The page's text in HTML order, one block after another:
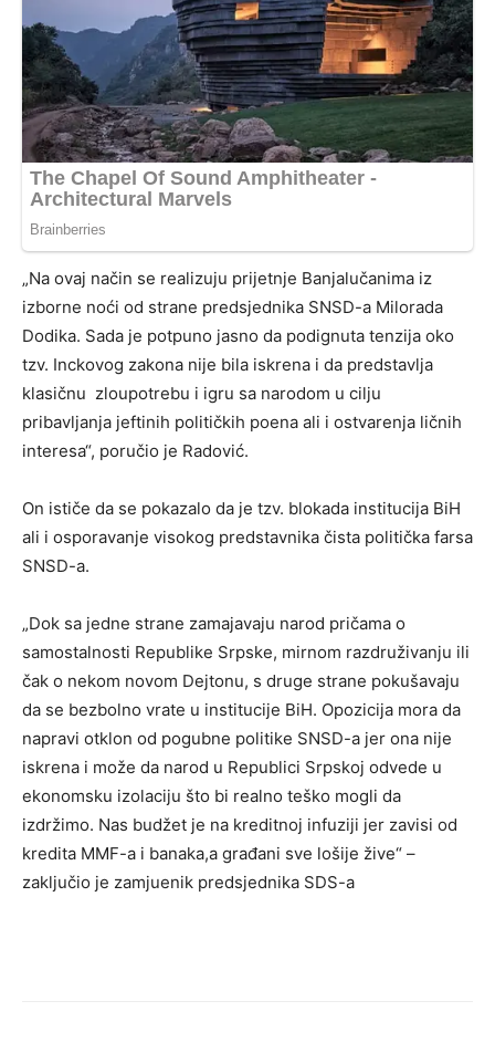
„Na ovaj način se realizuju prijetnje Banjalučanima iz
izborne noći od strane predsjednika SNSD-a Milorada
Dodika. Sada je potpuno jasno da podignuta tenzija oko
tzv. Inckovog zakona nije bila iskrena i da predstavlja
klasičnu zloupotrebu i igru sa narodom u cilju
pribavljanja jeftinih političkih poena ali i ostvarenja ličnih
interesa“, poručio je Radović.
On ističe da se pokazalo da je tzv. blokada institucija BiH
ali i osporavanje visokog predstavnika čista politička farsa
SNSD-a.
„Dok sa jedne strane zamajavaju narod pričama o
samostalnosti Republike Srpske, mirnom razdruživanju ili
čak o nekom novom Dejtonu, s druge strane pokušavaju
da se bezbolno vrate u institucije BiH. Opozicija mora da
napravi otklon od pogubne politike SNSD-a jer ona nije
iskrena i može da narod u Republici Srpskoj odvede u
ekonomsku izolaciju što bi realno teško mogli da
izdržimo. Nas budžet je na kreditnoj infuziji jer zavisi od
kredita MMF-a i banaka,a građani sve lošije žive“ –
zaključio je zamjuenik predsjednika SDS-a